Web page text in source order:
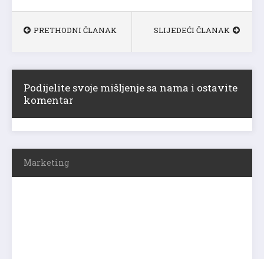
PRETHODNI ČLANAK SLIJEDEĆI ČLANAK
Podijelite svoje mišljenje sa nama i ostavite
komentar
Marketing